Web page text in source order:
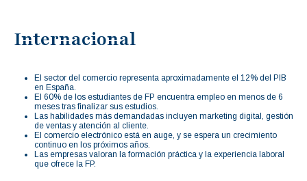
Internacional
El sector del comercio representa aproximadamente el 12% del PIB
en España.
El 60% de los estudiantes de FP encuentra empleo en menos de 6
meses tras finalizar sus estudios.
Las habilidades más demandadas incluyen marketing digital, gestión
de ventas y atención al cliente.
El comercio electrónico está en auge, y se espera un crecimiento
continuo en los próximos años.
Las empresas valoran la formación práctica y la experiencia laboral
que ofrece la FP.